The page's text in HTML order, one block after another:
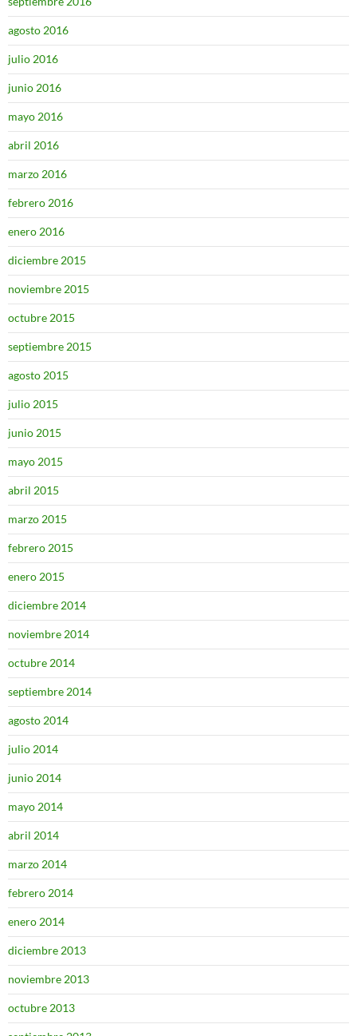
agosto 2016
julio 2016
junio 2016
mayo 2016
abril 2016
marzo 2016
febrero 2016
enero 2016
diciembre 2015
noviembre 2015
octubre 2015
septiembre 2015
agosto 2015
julio 2015
junio 2015
mayo 2015
abril 2015
marzo 2015
febrero 2015
enero 2015
diciembre 2014
noviembre 2014
octubre 2014
septiembre 2014
agosto 2014
julio 2014
junio 2014
mayo 2014
abril 2014
marzo 2014
febrero 2014
enero 2014
diciembre 2013
noviembre 2013
octubre 2013